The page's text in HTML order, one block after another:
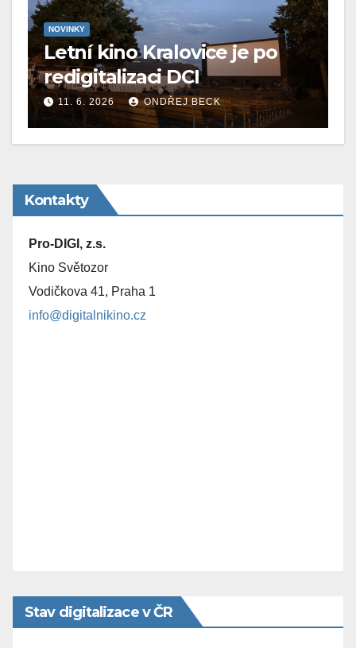
NOVINKY
Letní kino Kralovice je po
redigitalizaci DCI
11. 6. 2026 ONDŘEJ BECK
Kontakty
Pro-DIGI, z.s.
Kino Světozor
Vodičkova 41, Praha 1
info@digitalnikino.cz
Stav digitalizace v ČR